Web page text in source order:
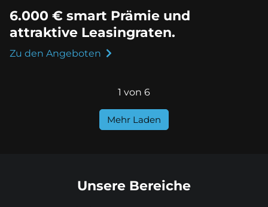
6.000 € smart Prämie und
attraktive Leasingraten.
Zu den Angeboten
1 von 6
Mehr Laden
Unsere Bereiche